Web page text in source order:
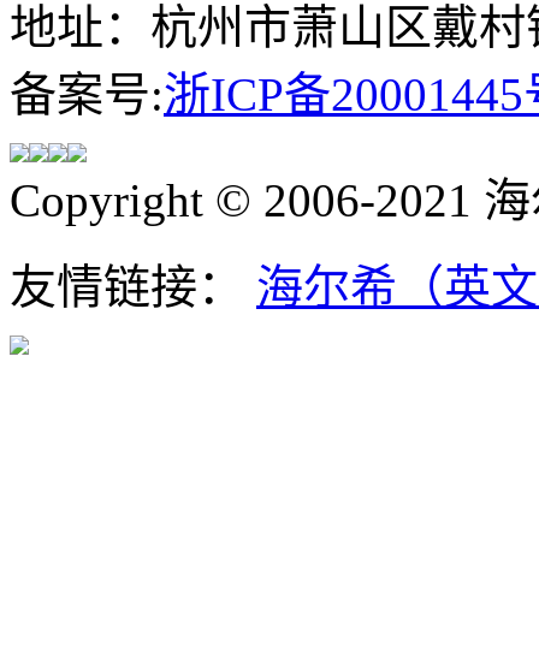
地址：杭州市萧山区戴
备案号:浙ICP备20001445
Copyright © 2006-2021
友情链接： 海尔希（英